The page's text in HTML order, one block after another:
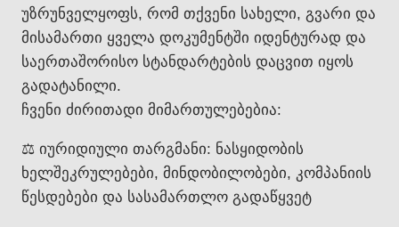
უზრუნველყოფს, რომ თქვენი სახელი, გვარი და
მისამართი ყველა დოკუმენტში იდენტურად და
საერთაშორისო სტანდარტების დაცვით იყოს
გადატანილი.
ჩვენი ძირითადი მიმართულებებია:
⚖️ იურიდიული თარგმანი: ნასყიდობის
ხელშეკრულებები, მინდობილობები, კომპანიის
წესდებები და სასამართლო გადაწყვეტ